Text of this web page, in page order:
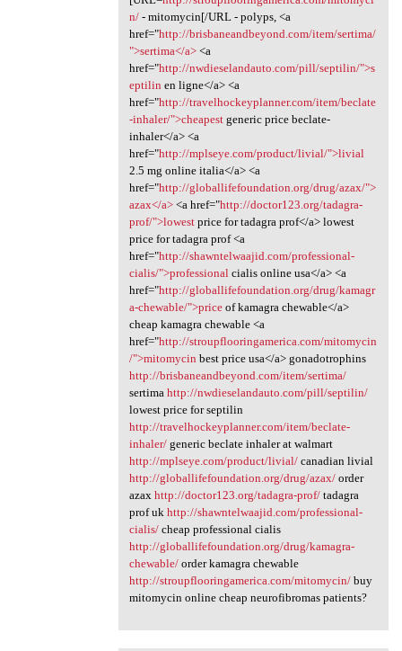
n/- mitomycin[/URL - polyps, <a
href="http://brisbaneandbeyond.com/item/sertima/
">sertima</a><a
href="http://nwdieselandauto.com/pill/septilin/">s
eptilin en ligne</a> <a
href="http://travelhockeyplanner.com/item/beclate
-inhaler/">cheapestgeneric price beclate-
inhaler</a> <a
href="http://mplseye.com/product/livial/">livial
2.5 mg online italia</a> <a
href="http://globallifefoundation.org/drug/azax/">
azax</a><a href="http://doctor123.org/tadagra-
prof/">lowestprice for tadagra prof</a> lowest
price for tadagra prof <a
href="http://shawntelwaajid.com/professional-
cialis/">professional cialis online usa</a> <a
href="http://globallifefoundation.org/drug/kamagr
a-chewable/">priceof kamagra chewable</a>
cheap kamagra chewable <a
href="http://stroupflooringamerica.com/mitomycin
/">mitomycin best price usa</a> gonadotrophins
http://brisbaneandbeyond.com/item/sertima/
sertima http://nwdieselandauto.com/pill/septilin/
lowest price for septilin
http://travelhockeyplanner.com/item/beclate-
inhaler/generic beclate inhaler at walmart
http://mplseye.com/product/livial/canadian livial
http://globallifefoundation.org/drug/azax/order
azax http://doctor123.org/tadagra-prof/tadagra
prof uk http://shawntelwaajid.com/professional-
cialis/cheap professional cialis
http://globallifefoundation.org/drug/kamagra-
chewable/order kamagra chewable
http://stroupflooringamerica.com/mitomycin/buy
mitomycin online cheap neurofibromas patients?